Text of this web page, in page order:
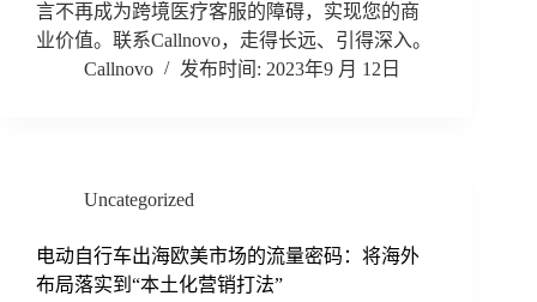
言不再成为跨境医疗客服的障碍，实现您的商
业价值。联系Callnovo，走得长远、引得深入。
Callnovo
2023年9 月 12日
Uncategorized
电动自行车出海欧美市场的流量密码：将海外
布局落实到“本土化营销打法”